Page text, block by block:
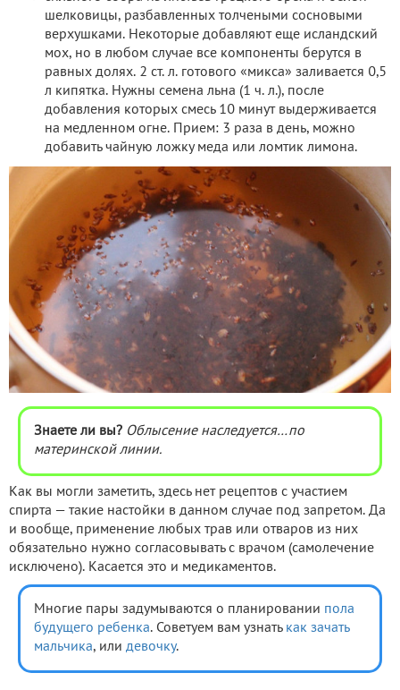
шелковицы, разбавленных толчеными сосновыми
верхушками. Некоторые добавляют еще исландский
мох, но в любом случае все компоненты берутся в
равных долях. 2 ст. л. готового «микса» заливается 0,5
л кипятка. Нужны семена льна (1 ч. л.), после
добавления которых смесь 10 минут выдерживается
на медленном огне. Прием: 3 раза в день, можно
добавить чайную ложку меда или ломтик лимона.
Знаете ли вы? Облысение наследуется…по
материнской линии.
Как вы могли заметить, здесь нет рецептов с участием
спирта — такие настойки в данном случае под запретом. Да
и вообще, применение любых трав или отваров из них
обязательно нужно согласовывать с врачом (самолечение
исключено). Касается это и медикаментов.
Многие пары задумываются о планировании пола
будущего ребенка. Советуем вам узнать как зачать
мальчика, или девочку.